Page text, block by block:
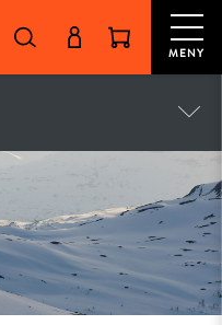
MENY